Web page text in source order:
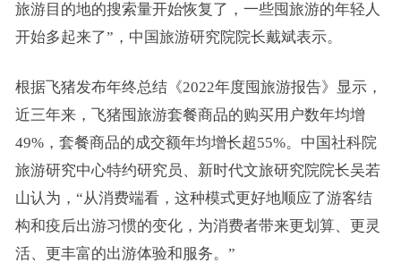
旅游目的地的搜索量开始恢复了，一些囤旅游的年轻人
开始多起来了”，中国旅游研究院院长戴斌表示。
根据飞猪发布年终总结《2022年度囤旅游报告》显示，
近三年来，飞猪囤旅游套餐商品的购买用户数年均增
49%，套餐商品的成交额年均增长超55%。中国社科院
旅游研究中心特约研究员、新时代文旅研究院院长吴若
山认为，“从消费端看，这种模式更好地顺应了游客结
构和疫后出游习惯的变化，为消费者带来更划算、更灵
活、更丰富的出游体验和服务。”